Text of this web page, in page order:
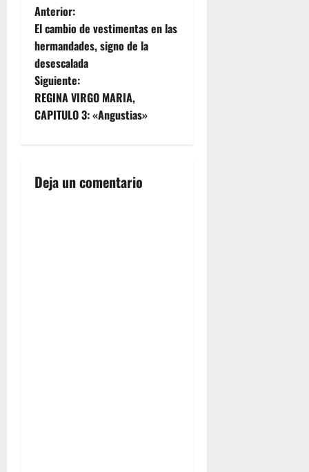
N
a
v
e
c
Anterior:
El cambio de vestimentas en las
hermandades, signo de la
desescalada
Siguiente:
REGINA VIRGO MARIA,
CAPITULO 3: «Angustias»
Deja un comentario